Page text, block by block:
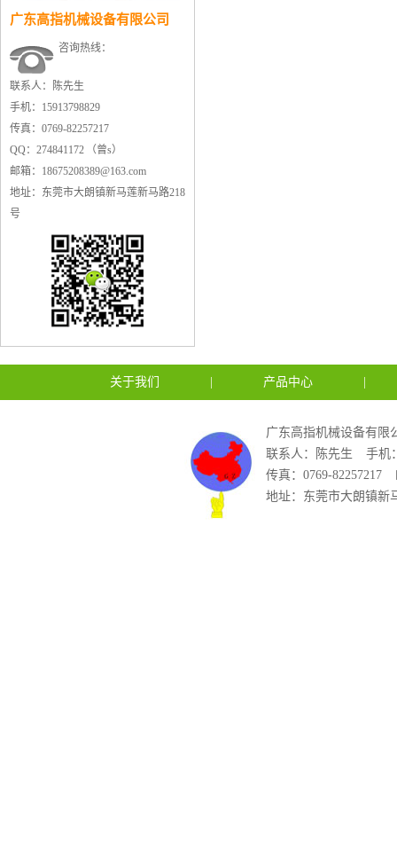
广东高指机械设备有限公司
咨询热线：
联系人：陈先生
手机：15913798829
传真：0769-82257217
QQ：274841172 （曾s）
邮箱：18675208389@163.com
地址：东莞市大朗镇新马莲新马路218
号
关于我们 产品中心
广东高指机械设备有限
联系人：陈先生
手机
传真：0769-82257217
地址：东莞市大朗镇新